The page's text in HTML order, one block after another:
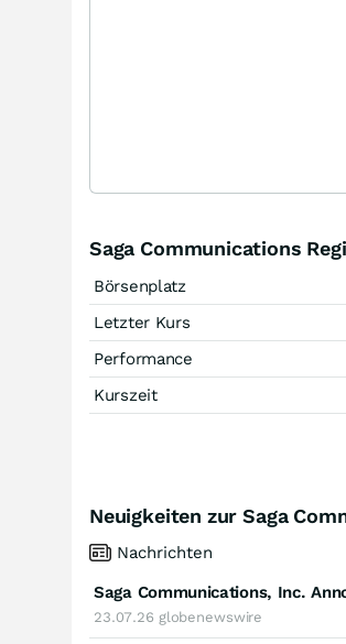
Saga Communications
Börsenplatz
Letzter Kurs
Performance
Kurszeit
Neuigkeiten zur Saga
Nachrichten
23.07.26 globenewswire